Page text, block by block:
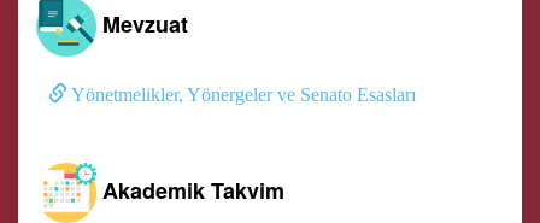
Mevzuat
Yönetmelikler, Yönergeler ve Senato Esasları
Akademik Takvim